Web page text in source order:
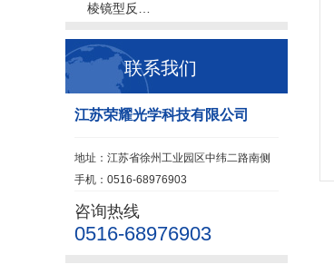
棱镜型反…
联系我们
江苏荣耀光学科技有限公司
地址：江苏省徐州工业园区中纬二路南侧
手机：0516-68976903
咨询热线
0516-68976903